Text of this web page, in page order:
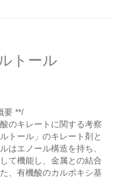
トール
要 **/
のキレートに関する考察
トール」のキレート剤と
はエノール構造を持ち、
て機能し、金属との結合
、有機酸のカルボキシ基